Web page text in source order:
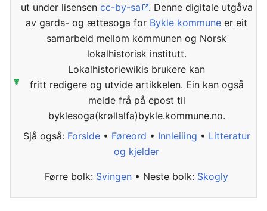
ut under lisensen cc-by-sa
. Denne digitale utgåva
av gards- og ættesoga for Bykle kommune er eit
samarbeid mellom kommunen og Norsk
lokalhistorisk institutt.
Lokalhistoriewikis brukere kan
fritt redigere og utvide artikkelen. Ein kan også
melde frå på epost til
byklesoga(krøllalfa)bykle.kommune.no.
Sjå også: Forside• Føreord • Innleiiing • Litteratur
og kjelder
Førre bolk: Svingen • Neste bolk: Skogly